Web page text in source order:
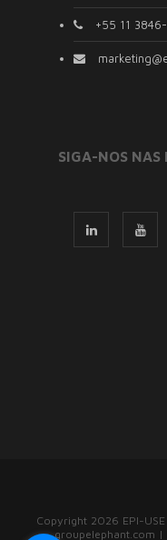
+55 11
SIGA-NOS NAS
Copyright 2026 EPI-
groupelephant.com |